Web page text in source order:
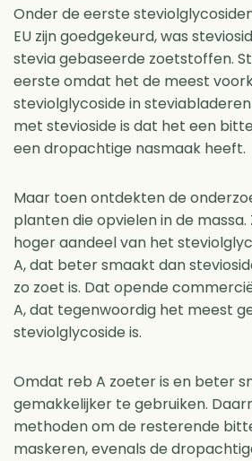
Onder de eerste
EU zijn goedgekeurd, was
stevia gebaseerde zoetstoffen.
eerste omdat het de meest
steviolglycoside in
met stevioside is dat het een
een dropachtige nasmaak heeft.
Maar toen ontdekten de
planten die opvielen in de massa.
hoger aandeel van het
A, dat beter smaakt dan
zo zoet is. Dat opende
A, dat tegenwoordig het meest
steviolglycoside is.
Omdat reb A zoeter is en beter
gemakkelijker te gebruiken.
methoden om de resterende
maskeren, evenals de